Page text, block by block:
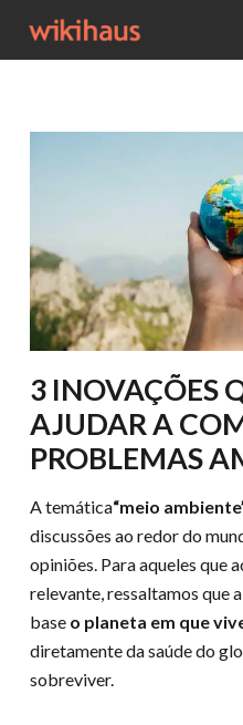
3 INOVAÇÕES
AJUDAR A
PROBLEMAS
A temática“meio
discussões ao redor do
opiniões. Para aqueles que
relevante, ressaltamos que
base o planeta em que
diretamente da saúde do
sobreviver.